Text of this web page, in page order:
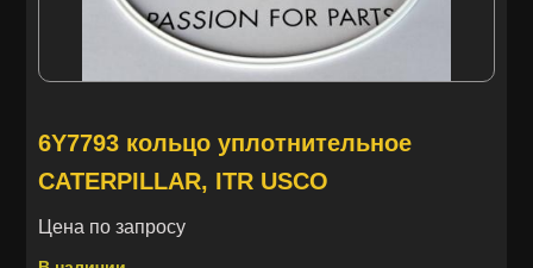
6Y7793 кольцо уплотнительное
CATERPILLAR, ITR USCO
Цена по запросу